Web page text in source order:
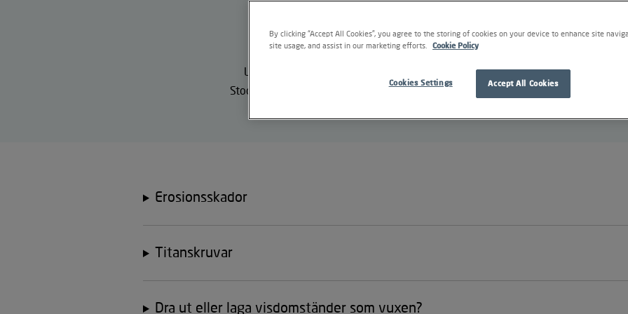
Fråga tandläkaren
Leg. tandläkare Perry Karlsson driver kliniken Tandläkarhuset Bromma som
Stockholm. Tandläkarhuset Bromma har en bred och djup kompetens bland
Erosionsskador
Titanskruvar
Dra ut eller laga visdomständer som vuxen?
By clicking “Accept All Cookies”, you agree to the storing of cookies on your device to enhance site
site usage, and assist in our marketing efforts.
Cookie Policy
Accept All Cookies
Cookies Settings